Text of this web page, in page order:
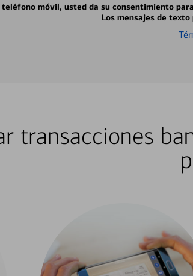
móvil, usted da su consentimiento
Los mensajes de
transacciones